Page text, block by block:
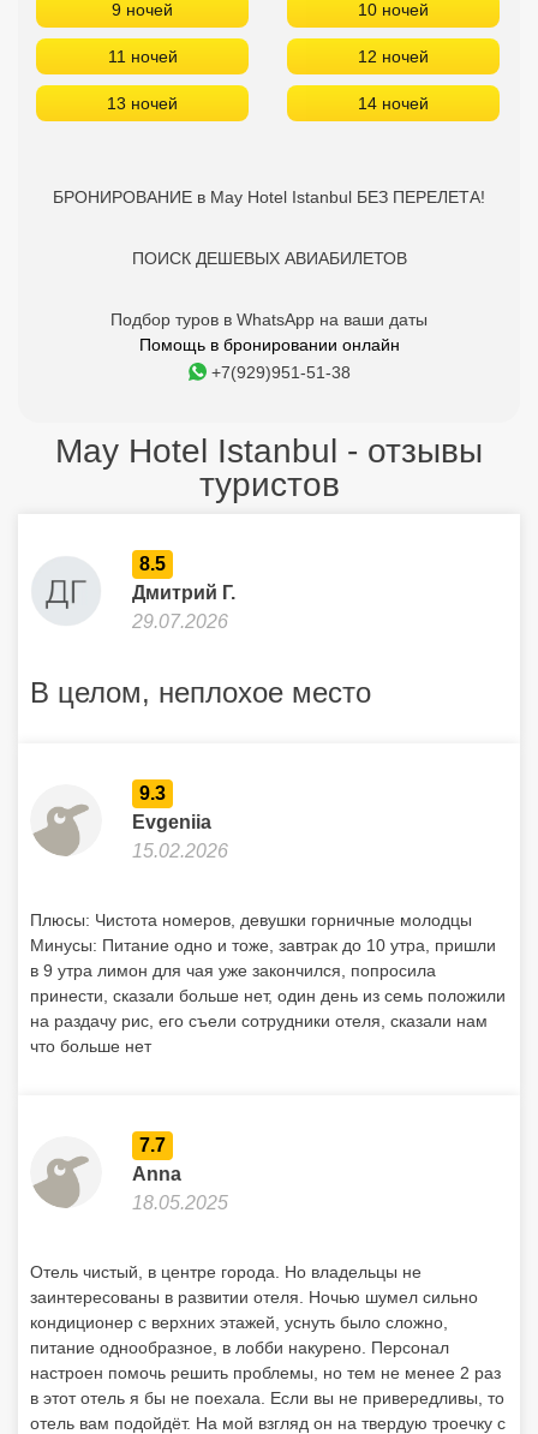
9 ночей 10 ночей
11 ночей 12 ночей
13 ночей 14 ночей
БРОНИРОВАНИЕ в May Hotel Istanbul БЕЗ ПЕРЕЛЕТА!
ПОИСК ДЕШЕВЫХ АВИАБИЛЕТОВ
Подбор туров в WhatsApp на ваши даты
Помощь в бронировании онлайн
+7(929)951-51-38
May Hotel Istanbul - отзывы
туристов
8.5
Дмитрий Г.
29.07.2026
В целом, неплохое место
9.3
Evgeniia
15.02.2026
Плюсы: Чистота номеров, девушки горничные молодцы
Минусы: Питание одно и тоже, завтрак до 10 утра, пришли
в 9 утра лимон для чая уже закончился, попросила
принести, сказали больше нет, один день из семь положили
на раздачу рис, его съели сотрудники отеля, сказали нам
что больше нет
7.7
Anna
18.05.2025
Отель чистый, в центре города. Но владельцы не
заинтересованы в развитии отеля. Ночью шумел сильно
кондиционер с верхних этажей, уснуть было сложно,
питание однообразное, в лобби накурено. Персонал
настроен помочь решить проблемы, но тем не менее 2 раз
в этот отель я бы не поехала. Если вы не привередливы, то
отель вам подойдёт. На мой взгляд он на твердую троечку с